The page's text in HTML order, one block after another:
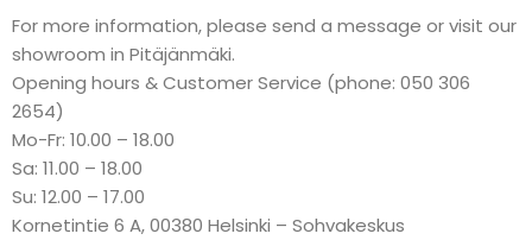
For more information, please send a message or visit our
showroom in Pitäjänmäki.
Opening hours & Customer Service (phone: 050 306
2654)
Mo-Fr: 10.00 – 18.00
Sa: 11.00 – 18.00
Su: 12.00 – 17.00
Kornetintie 6 A, 00380 Helsinki – Sohvakeskus